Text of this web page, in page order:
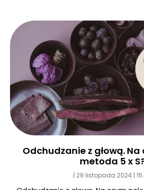
Odchudzanie z głową.
metoda 5 x
29 listopada 2024